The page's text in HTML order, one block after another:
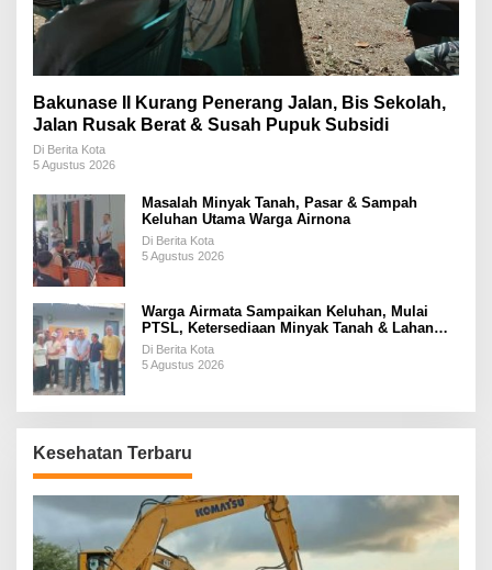
Bakunase II Kurang Penerang Jalan, Bis Sekolah,
Jalan Rusak Berat & Susah Pupuk Subsidi
Di Berita Kota
5 Agustus 2026
Masalah Minyak Tanah, Pasar & Sampah
Keluhan Utama Warga Airnona
Di Berita Kota
5 Agustus 2026
Warga Airmata Sampaikan Keluhan, Mulai
PTSL, Ketersediaan Minyak Tanah & Lahan
Pemakaman
Di Berita Kota
5 Agustus 2026
Kesehatan Terbaru